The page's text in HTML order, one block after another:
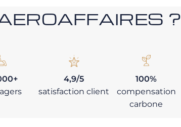
?
4,9/5
satisfaction client
100%
compensation
carbone